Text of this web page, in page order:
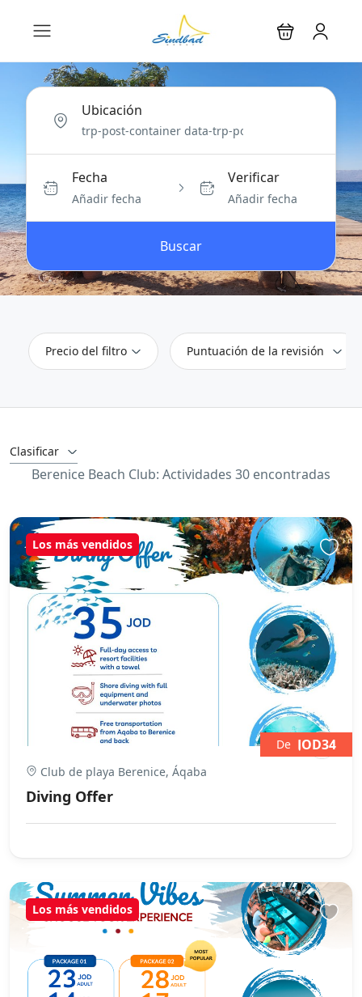
Ubicación
Fecha
Añadir fecha
Verificar
Añadir fecha
Buscar
Precio del filtro Puntuación de la revisión
Clasificar
Berenice Beach Club: Actividades 30 encontradas
Los más vendidos
Club de playa Berenice, Áqaba
Diving Offer
De JOD34
Los más vendidos